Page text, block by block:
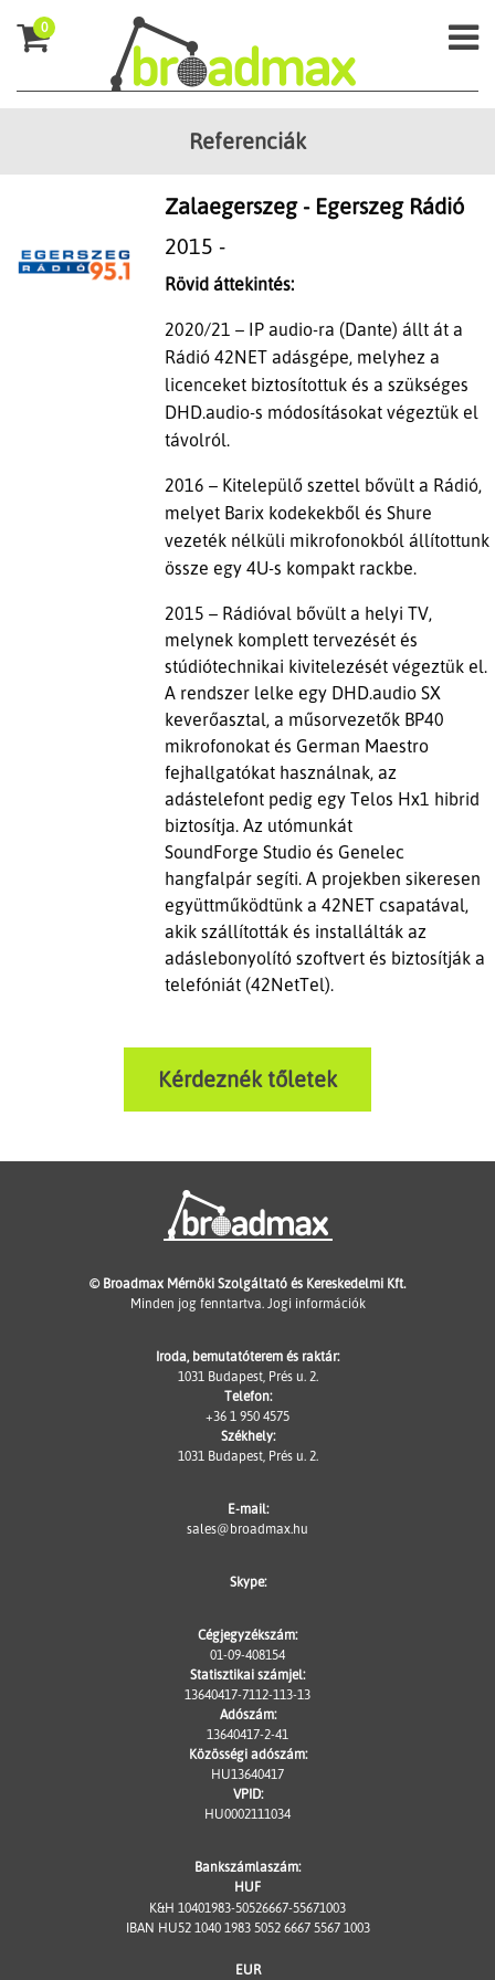
0
Referenciák
Zalaegerszeg - Egerszeg Rádió
2015 -
Rövid áttekintés:
2020/21 – IP audio-ra (Dante) állt át a
Rádió 42NET adásgépe, melyhez a
licenceket biztosítottuk és a szükséges
DHD.audio-s módosításokat végeztük el
távolról.
2016 – Kitelepülő szettel bővült a Rádió,
melyet Barix kodekekből és Shure
vezeték nélküli mikrofonokból állítottunk
össze egy 4U-s kompakt rackbe.
2015 – Rádióval bővült a helyi TV,
melynek komplett tervezését és
stúdiótechnikai kivitelezését végeztük el.
A rendszer lelke egy DHD.audio SX
keverőasztal, a műsorvezetők BP40
mikrofonokat és German Maestro
fejhallgatókat használnak, az
adástelefont pedig egy Telos Hx1 hibrid
biztosítja. Az utómunkát
SoundForge Studio és Genelec
hangfalpár segíti. A projekben sikeresen
együttműködtünk a 42NET csapatával,
akik szállították és installálták az
adáslebonyolító szoftvert és biztosítják a
telefóniát (42NetTel).
Kérdeznék tőletek
© Broadmax Mérnöki Szolgáltató és Kereskedelmi Kft.
Minden jog fenntartva. Jogi információk
Iroda, bemutatóterem és raktár:
1031 Budapest, Prés u. 2.
Telefon:
+36 1 950 4575
Székhely:
1031 Budapest, Prés u. 2.
E-mail:
sales@broadmax.hu
Skype:
Cégjegyzékszám:
01-09-408154
Statisztikai számjel:
13640417-7112-113-13
Adószám:
13640417-2-41
Közösségi adószám:
HU13640417
VPID:
HU0002111034
Bankszámlaszám:
HUF
K&H 10401983-50526667-55671003
IBAN HU52 1040 1983 5052 6667 5567 1003
EUR